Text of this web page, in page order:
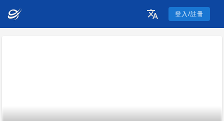
登入/註冊